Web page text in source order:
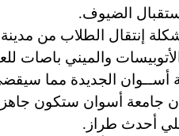
الضيوف.
إنتقال الطلاب من
والميني باصات
أســوان الجديدة مما
جامعة أسوان ستكون جاهزة
أحدث طراز.